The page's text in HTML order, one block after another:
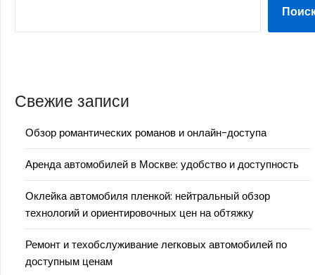
Свежие записи
Обзор романтических романов и онлайн-доступа
Аренда автомобилей в Москве: удобство и доступность
Оклейка автомобиля пленкой: нейтральный обзор
технологий и ориентировочных цен на обтяжку
Ремонт и техобслуживание легковых автомобилей по
доступным ценам